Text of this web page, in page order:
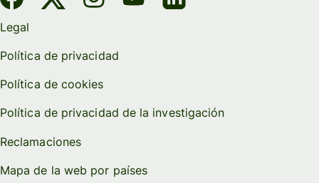
Legal
Política de privacidad
Política de cookies
Política de privacidad de la investigación
Reclamaciones
Mapa de la web por países